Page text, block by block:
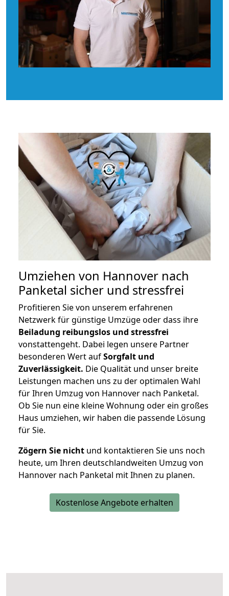
Umziehen von Hannover nach
Panketal sicher und stressfrei
Profitieren Sie von unserem erfahrenen
Netzwerk für günstige Umzüge oder dass ihre
Beiladung reibungslos und stressfrei
vonstattengeht. Dabei legen unsere Partner
besonderen Wert aufSorgfalt und
Zuverlässigkeit. Die Qualität und unser breite
Leistungen machen uns zu der optimalen Wahl
für Ihren Umzug von Hannover nach Panketal.
Ob Sie nun eine kleine Wohnung oder ein großes
Haus umziehen, wir haben die passende Lösung
für Sie.
Zögern Sie nicht und kontaktieren Sie uns noch
heute, um Ihren deutschlandweiten Umzug von
Hannover nach Panketal mit Ihnen zu planen.
Kostenlose Angebote erhalten